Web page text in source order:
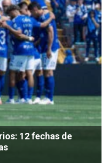
12 fechas de